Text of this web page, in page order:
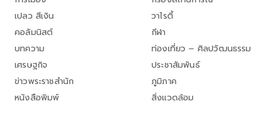
เปลว สีเงิน
คอลัมนิสต์
บทความ
เศรษฐกิจ
ข่าวพระราชสำนัก
หนังสือพิมพ์
วาไรตี้
กีฬา
ท่องเที่ยว – ศิลปวัฒนธรรม
ประชาสัมพันธ์
ภูมิภาค
สิ่งแวดล้อม